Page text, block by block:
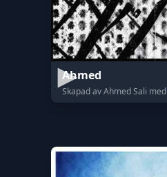
Ahmed
Skapad av Ahmed Sali med